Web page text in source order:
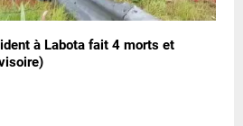
à Labota fait 4 morts et